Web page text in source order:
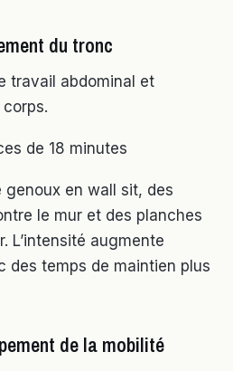
du tronc
travail abdominal et
de 18 minutes
en wall sit, des
le mur et des planches
L’intensité augmente
des temps de maintien plus
de la mobilité